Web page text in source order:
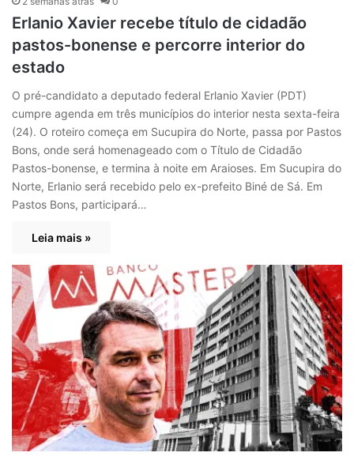
Erlanio Xavier recebe título de cidadão
pastos-bonense e percorre interior do
estado
O pré-candidato a deputado federal Erlanio Xavier (PDT)
cumpre agenda em três municípios do interior nesta sexta-feira
(24). O roteiro começa em Sucupira do Norte, passa por Pastos
Bons, onde será homenageado com o Título de Cidadão
Pastos-bonense, e termina à noite em Araioses. Em Sucupira do
Norte, Erlanio será recebido pelo ex-prefeito Biné de Sá. Em
Pastos Bons, participará…
Leia mais »